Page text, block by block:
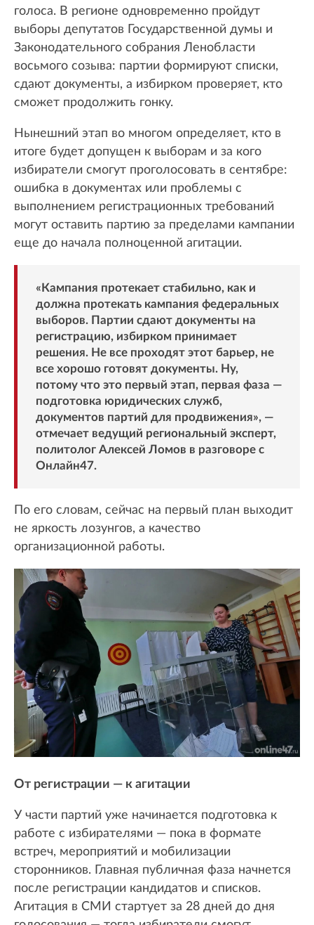
голоса. В регионе одновременно пройдут
выборы депутатов Государственной думы и
Законодательного собрания Ленобласти
восьмого созыва: партии формируют списки,
сдают документы, а избирком проверяет, кто
сможет продолжить гонку.
Нынешний этап во многом определяет, кто в
итоге будет допущен к выборам и за кого
избиратели смогут проголосовать в сентябре:
ошибка в документах или проблемы с
выполнением регистрационных требований
могут оставить партию за пределами кампании
еще до начала полноценной агитации.
«Кампания протекает стабильно, как и
должна протекать кампания федеральных
выборов. Партии сдают документы на
регистрацию, избирком принимает
решения. Не все проходят этот барьер, не
все хорошо готовят документы. Ну,
потому что это первый этап, первая фаза —
подготовка юридических служб,
документов партий для продвижения», —
отмечает ведущий региональный эксперт,
политолог Алексей Ломов в разговоре с
Онлайн47.
По его словам, сейчас на первый план выходит
не яркость лозунгов, а качество
организационной работы.
От регистрации — к агитации
У части партий уже начинается подготовка к
работе с избирателями — пока в формате
встреч, мероприятий и мобилизации
сторонников. Главная публичная фаза начнется
после регистрации кандидатов и списков.
Агитация в СМИ стартует за 28 дней до дня